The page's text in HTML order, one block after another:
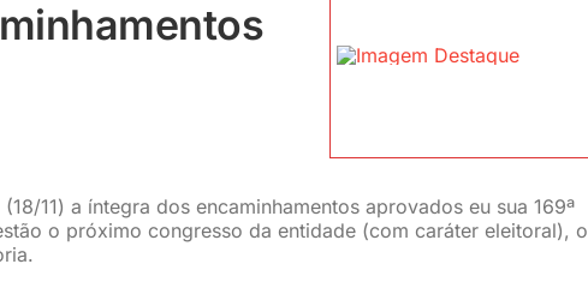
11) a íntegra dos encaminhamentos aprovados eu sua 169ª
o próximo congresso da entidade (com caráter eleitoral), o